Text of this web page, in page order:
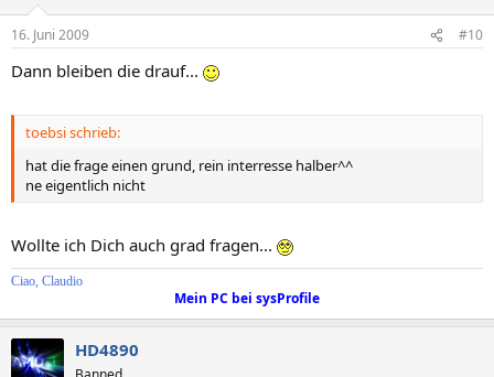
16. Juni 2009 #10
Dann bleiben die drauf...
toebsi schrieb:
hat die frage einen grund, rein interresse halber^^
ne eigentlich nicht
Wollte ich Dich auch grad fragen...
Ciao, Claudio
Mein PC bei sysProfile
HD4890